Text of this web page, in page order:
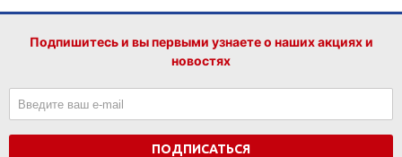
Подпишитесь и вы первыми узнаете о наших акциях и
новостях
ПОДПИСАТЬСЯ